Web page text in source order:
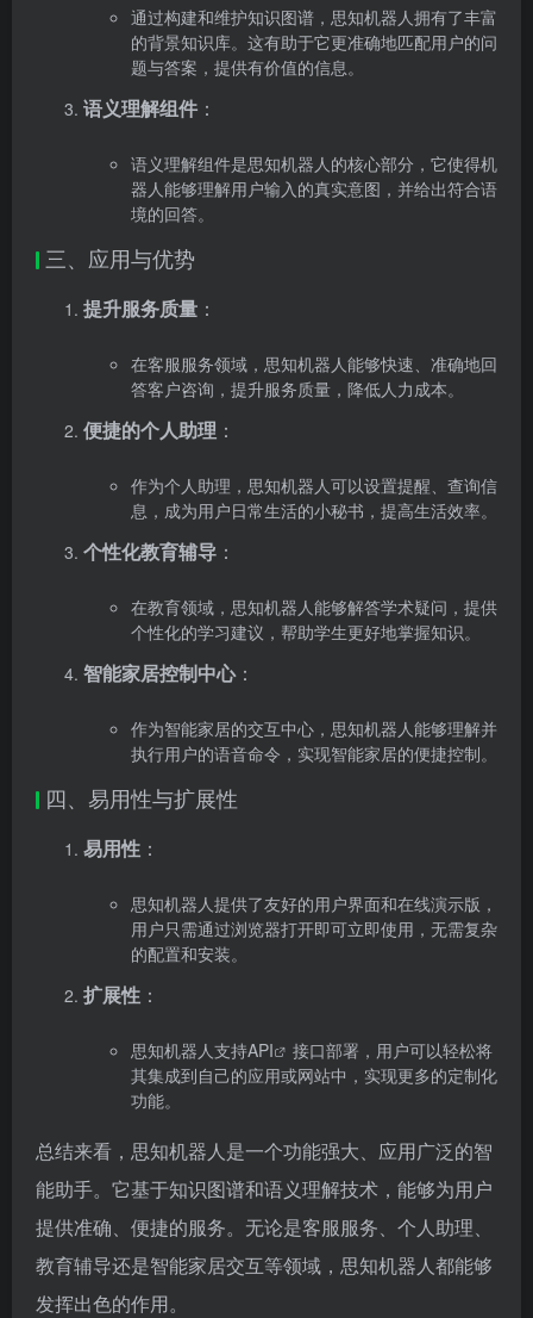
通过构建和维护知识图谱，思知机器人拥有了丰富
的背景知识库。这有助于它更准确地匹配用户的问
题与答案，提供有价值的信息。
语义理解组件 ：
语义理解组件是思知机器人的核心部分，它使得机
器人能够理解用户输入的真实意图，并给出符合语
境的回答。
三、应用与优势
提升服务质量 ：
在客服服务领域，思知机器人能够快速、准确地回
答客户咨询，提升服务质量，降低人力成本。
便捷的个人助理 ：
作为个人助理，思知机器人可以设置提醒、查询信
息，成为用户日常生活的小秘书，提高生活效率。
个性化教育辅导 ：
在教育领域，思知机器人能够解答学术疑问，提供
个性化的学习建议，帮助学生更好地掌握知识。
智能家居控制中心：
作为智能家居的交互中心，思知机器人能够理解并
执行用户的语音命令，实现智能家居的便捷控制。
四、易用性与扩展性
易用性 ：
思知机器人提供了友好的用户界面和在线演示版，
用户只需通过浏览器打开即可立即使用，无需复杂
的配置和安装。
扩展性 ：
思知机器人支持API
接口部署，用户可以轻松将
其集成到自己的应用或网站中，实现更多的定制化
功能。
总结来看，思知机器人是一个功能强大、应用广泛的智
能助手。它基于知识图谱和语义理解技术，能够为用户
提供准确、便捷的服务。无论是客服服务、个人助理、
教育辅导还是智能家居交互等领域，思知机器人都能够
发挥出色的作用。